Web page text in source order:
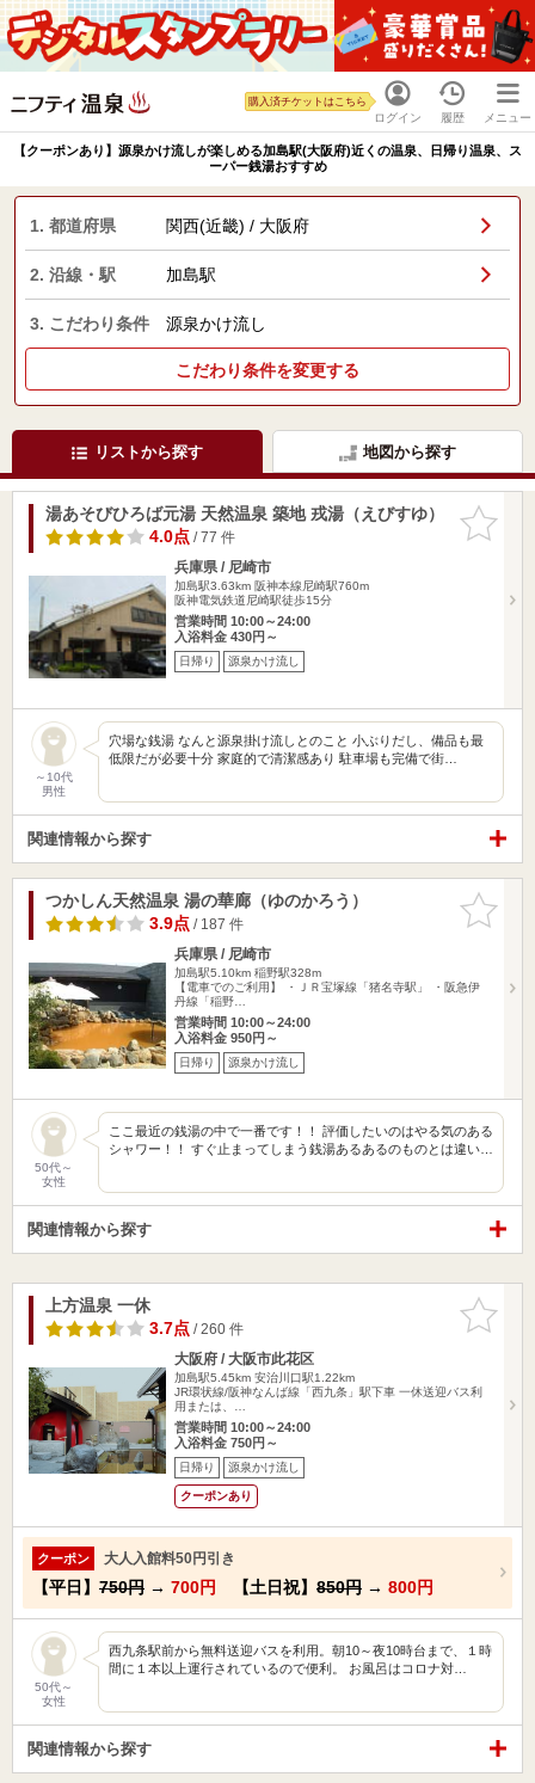
ログイン
購入済チケットはこちら
履歴 メニュー
【クーポンあり】源泉かけ流しが楽しめる加島駅(大阪府)近くの温泉、日帰り温泉、ス
ーパー銭湯おすすめ
1. 都道府県 関西(近畿) / 大阪府
2. 沿線・駅 加島駅
3. こだわり条件 源泉かけ流し
こだわり条件を変更する
リストから探す 地図から探す
お気に入
りに追加
湯あそびひろば元湯 天然温泉 築地 戎湯（えびすゆ）
4.0点/ 77 件
兵庫県 / 尼崎市
加島駅3.63km 阪神本線尼崎駅760m
阪神電気鉄道尼崎駅徒歩15分
営業時間 10:00～24:00
入浴料金 430円～
日帰り 源泉かけ流し
～10代
男性
穴場な銭湯 なんと源泉掛け流しとのこと 小ぶりだし、備品も最
低限だが必要十分 家庭的で清潔感あり 駐車場も完備で街…
関連情報から探す
お気に入
りに追加
つかしん天然温泉 湯の華廊（ゆのかろう）
3.9点/ 187 件
兵庫県 / 尼崎市
加島駅5.10km 稲野駅328m
【電車でのご利用】 ・ＪＲ宝塚線「猪名寺駅」 ・阪急伊
丹線「稲野…
営業時間 10:00～24:00
入浴料金 950円～
日帰り 源泉かけ流し
50代～
女性
ここ最近の銭湯の中で一番です！！ 評価したいのはやる気のある
シャワー！！ すぐ止まってしまう銭湯あるあるのものとは違い…
関連情報から探す
お気に入
りに追加
上方温泉 一休
3.7点/ 260 件
大阪府 / 大阪市此花区
加島駅5.45km 安治川口駅1.22km
JR環状線/阪神なんば線「西九条」駅下車 一休送迎バス利
用または、…
営業時間 10:00～24:00
入浴料金 750円～
日帰り 源泉かけ流し
クーポンあり
クーポン 大人入館料50円引き
【平日】 750円 → 700円 【土日祝】 850円 → 800円
50代～
女性
西九条駅前から無料送迎バスを利用。朝10～夜10時台まで、１時
間に１本以上運行されているので便利。 お風呂はコロナ対…
関連情報から探す